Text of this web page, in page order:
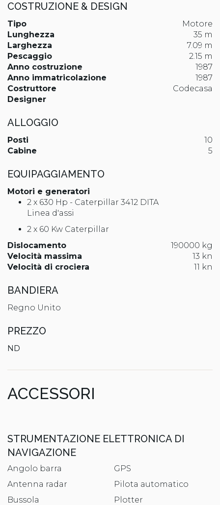
COSTRUZIONE & DESIGN
Tipo
Motore
Lunghezza
35 m
Larghezza
7.09 m
Pescaggio
2.15 m
Anno costruzione
1987
Anno immatricolazione
1987
Costruttore
Codecasa
Designer
ALLOGGIO
Posti
10
Cabine
5
EQUIPAGGIAMENTO
Motori e generatori
2 x 630 Hp - Caterpillar 3412 DITA
Linea d'assi
2 x 60 Kw Caterpillar
Dislocamento
190000 kg
Velocità massima
13 kn
Velocità di crociera
11 kn
BANDIERA
Regno Unito
PREZZO
ND
ACCESSORI
STRUMENTAZIONE ELETTRONICA DI
NAVIGAZIONE
Angolo barra
Antenna radar
Bussola
GPS
Pilota automatico
Plotter